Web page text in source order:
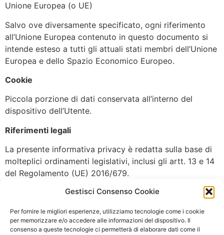
Gestisci Consenso Cookie
Per fornire le migliori esperienze, utilizziamo tecnologie come i cookie
per memorizzare e/o accedere alle informazioni del dispositivo. Il
consenso a queste tecnologie ci permetterà di elaborare dati come il
Unione Europea (o UE)
Salvo ove diversamente specificato, ogni riferimento
all’Unione Europea contenuto in questo documento si
intende esteso a tutti gli attuali stati membri dell’Unione
Europea e dello Spazio Economico Europeo.
Cookie
Piccola porzione di dati conservata all’interno del
dispositivo dell’Utente.
Riferimenti legali
La presente informativa privacy è redatta sulla base di
molteplici ordinamenti legislativi, inclusi gli artt. 13 e 14
del Regolamento (UE) 2016/679.
Ove non diversamente specificato, questa informativa
Privacy&Cookie Policy